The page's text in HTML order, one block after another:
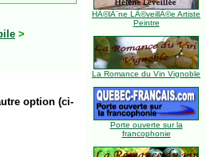
>
option (ci-
HÃ©lÃ¨ne LÃ©veillÃ©e Artiste
Peintre
La Romance du Vin Vignoble
Porte ouverte sur la
francophonie